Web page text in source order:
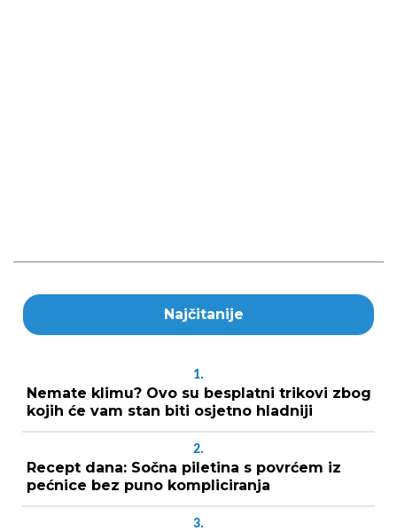
Najčitanije
1.
Nemate klimu? Ovo su besplatni trikovi zbog
kojih će vam stan biti osjetno hladniji
2.
Recept dana: Sočna piletina s povrćem iz
pećnice bez puno kompliciranja
3.